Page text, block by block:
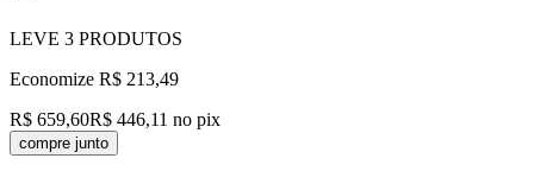
LEVE 3 PRODUTOS
Economize R$ 213,49
R$ 659,60R$ 446,11 no pix
compre junto